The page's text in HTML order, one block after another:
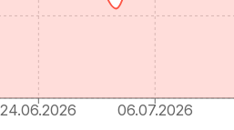
24.06.2026 06.07.2026